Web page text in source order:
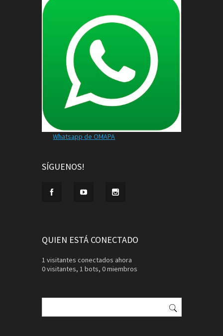
Whatsapp de OMAPA
SÍGUENOS!
QUIEN ESTÁ CONECTADO
1 visitantes conectados ahora
0 visitantes, 1 bots, 0 miembros
Buscar: